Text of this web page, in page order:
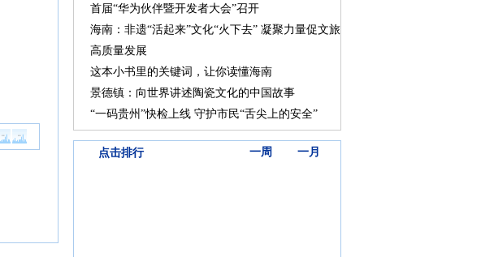
首届“华为伙伴暨开发者大会”召开
海南：非遗“活起来”文化“火下去” 凝聚力量促文旅
高质量发展
这本小书里的关键词，让你读懂海南
景德镇：向世界讲述陶瓷文化的中国故事
“一码贵州”快检上线 守护市民“舌尖上的安全”
点击排行 一周 一月